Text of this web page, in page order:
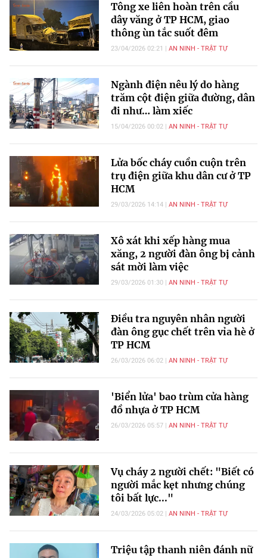
Tông xe liên hoàn trên cầu
dây văng ở TP HCM, giao
thông ùn tắc suốt đêm
23/04/2026 02:21 AN NINH - TRẬT TỰ
Ngành điện nêu lý do hàng
trăm cột điện giữa đường, dân
đi như… làm xiếc
15/04/2026 00:02 AN NINH - TRẬT TỰ
Lửa bốc cháy cuồn cuộn trên
trụ điện giữa khu dân cư ở TP
HCM
29/03/2026 14:14 AN NINH - TRẬT TỰ
Xô xát khi xếp hàng mua
xăng, 2 người đàn ông bị cảnh
sát mời làm việc
29/03/2026 01:30 AN NINH - TRẬT TỰ
Điều tra nguyên nhân người
đàn ông gục chết trên vỉa hè ở
TP HCM
26/03/2026 06:02 AN NINH - TRẬT TỰ
'Biển lửa' bao trùm cửa hàng
đồ nhựa ở TP HCM
26/03/2026 05:57 AN NINH - TRẬT TỰ
Vụ cháy 2 người chết: "Biết có
người mắc kẹt nhưng chúng
tôi bất lực..."
24/03/2026 05:02 AN NINH - TRẬT TỰ
Triệu tập thanh niên đánh nữ